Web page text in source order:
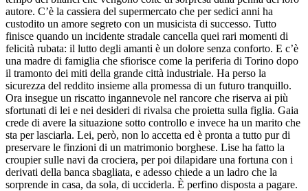
autore. C’è la cassiera del supermercato che per sedici anni ha
custodito un amore segreto con un musicista di successo. Tutto
finisce quando un incidente stradale cancella quei rari momenti di
felicità rubata: il lutto degli amanti è un dolore senza conforto. E c’è
una madre di famiglia che sfiorisce come la periferia di Torino dopo
il tramonto dei miti della grande città industriale. Ha perso la
sicurezza del reddito insieme alla promessa di un futuro tranquillo.
Ora insegue un riscatto ingannevole nel rancore che riserva ai più
sfortunati di lei e nei desideri di rivalsa che proietta sulla figlia. Gaia
crede di avere la situazione sotto controllo e invece ha un marito che
sta per lasciarla. Lei, però, non lo accetta ed è pronta a tutto pur di
preservare le finzioni di un matrimonio borghese. Lise ha fatto la
croupier sulle navi da crociera, per poi dilapidare una fortuna con i
derivati della banca sbagliata, e adesso chiede a un ladro che la
sorprende in casa, da sola, di ucciderla. È perfino disposta a pagare.